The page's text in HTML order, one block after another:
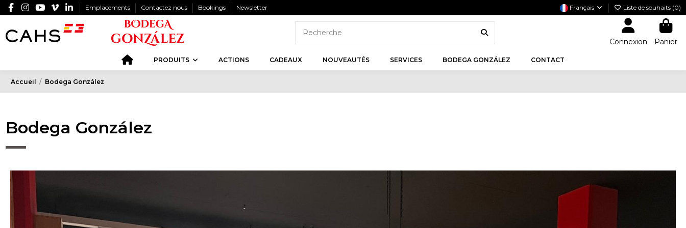
Emplacements Contactez nous Bookings Newsletter Français Liste de souhaits (0)
Connexion Panier
PRODUITS ACTIONS CADEAUX NOUVEAUTÉS SERVICES BODEGA GONZÁLEZ CONTACT
Accueil Bodega González
Bodega González